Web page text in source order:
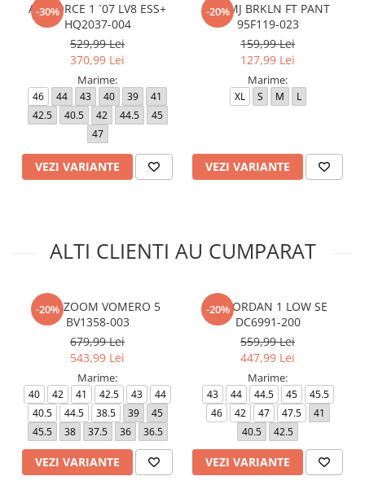
-30%
AIR FORCE 1 `07 LV8 ESS+
HQ2037-004
529,99 Lei
370,99 Lei
Marime:
46 44 43 40 39
41
42.5
40.5 42 44.5
45
47
VEZI VARIANTE
-20%
JDB MJ BRKLN FT PANT
95F119-023
159,99 Lei
127,99 Lei
Marime:
XL S M L
VEZI VARIANTE
ALTI CLIENTI AU CUMPARAT
-20%
NIKE ZOOM VOMERO 5
BV1358-003
679,99 Lei
543,99 Lei
Marime:
40 42 41 42.5 43
44
40.5
44.5 38.5 39
45
45.5
38 37.5 36 36.5
VEZI VARIANTE
-20%
AIR JORDAN 1 LOW SE
DC6991-200
559,99 Lei
447,99 Lei
Marime:
43 44 44.5 45
45.5
46
42 47 47.5
41
40.5
42.5
VEZI VARIANTE